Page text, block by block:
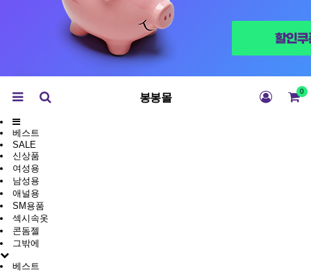
봉봉몰 0
베스트
SALE
신상품
여성용
남성용
애널용
SM용품
섹시속옷
콘돔젤
그밖에
베스트